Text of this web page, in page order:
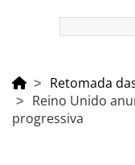
Retomada
Reino Unido
progressiva